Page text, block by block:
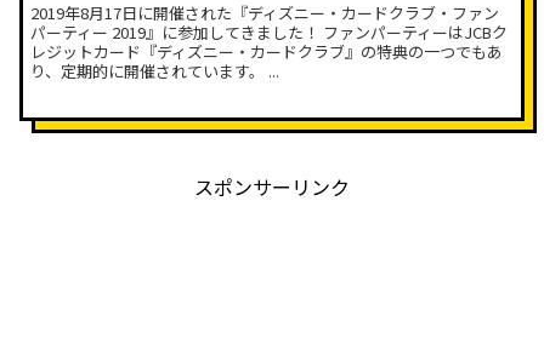
2019年8月17日に開催された『ディズニー・カードクラブ・ファン
パーティー 2019』に参加してきました！ ファンパーティーはJCBク
レジットカード『ディズニー・カードクラブ』の特典の一つでもあ
り、定期的に開催されています。 ...
スポンサーリンク